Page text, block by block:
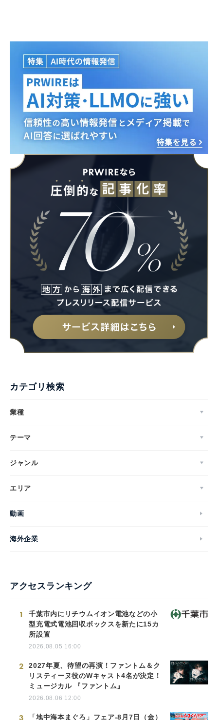
カテゴリ検索
業種
テーマ
ジャンル
エリア
動画
海外企業
アクセスランキング
1
千葉市内にリチウムイオン電池などの小
型充電式電池回収ボックスを新たに15カ
所設置
2026.08.05 16:00
2
2027年夏、待望の再演！ファントム＆ク
リスティーヌ役のWキャスト4名が決定！
ミュージカル 『ファントム』
2026.08.06 12:00
3 「地中海本まぐろ」フェア-8月7日（金）